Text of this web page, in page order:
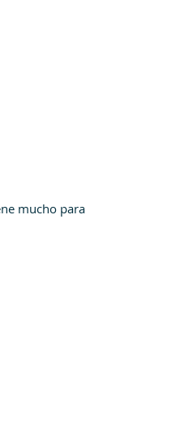
mucho para